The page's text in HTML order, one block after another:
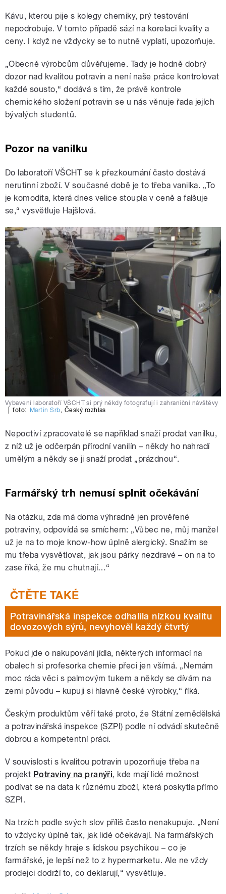
Kávu, kterou pije s kolegy chemiky, prý testování
nepodrobuje. V tomto případě sází na korelaci kvality a
ceny. I když ne vždycky se to nutně vyplatí, upozorňuje.
„Obecně výrobcům důvěřujeme. Tady je hodně dobrý
dozor nad kvalitou potravin a není naše práce kontrolovat
každé sousto,“ dodává s tím, že právě kontrole
chemického složení potravin se u nás věnuje řada jejích
bývalých studentů.
Pozor na vanilku
Do laboratoří VŠCHT se k přezkoumání často dostává
nerutinní zboží. V současné době je to třeba vanilka. „To
je komodita, která dnes velice stoupla v ceně a falšuje
se,“ vysvětluje Hajšlová.
Vybavení laboratoří VŠCHT si prý někdy fotografují i zahraniční návštěvy
foto: Martin Srb Český rozhlas
Nepoctiví zpracovatelé se například snaží prodat vanilku,
z níž už je odčerpán přírodní vanilín – někdy ho nahradí
umělým a někdy se ji snaží prodat „prázdnou“.
Farmářský trh nemusí splnit očekávání
Na otázku, zda má doma výhradně jen prověřené
potraviny, odpovídá se smíchem: „Vůbec ne, můj manžel
už je na to moje know-how úplně alergický. Snažím se
mu třeba vysvětlovat, jak jsou párky nezdravé – on na to
zase říká, že mu chutnají…“
Potravinářská inspekce odhalila nízkou kvalitu
dovozových sýrů, nevyhověl každý čtvrtý
Pokud jde o nakupování jídla, některých informací na
obalech si profesorka chemie přeci jen všímá. „Nemám
moc ráda věci s palmovým tukem a někdy se dívám na
zemi původu – kupuji si hlavně české výrobky,“ říká.
Českým produktům věří také proto, že Státní zemědělská
a potravinářská inspekce (SZPI) podle ní odvádí skutečně
dobrou a kompetentní práci.
V souvislosti s kvalitou potravin upozorňuje třeba na
projekt Potraviny na pranýři, kde mají lidé možnost
podívat se na data k různému zboží, která poskytla přímo
SZPI.
Na trzích podle svých slov příliš často nenakupuje. „Není
to vždycky úplně tak, jak lidé očekávají. Na farmářských
trzích se někdy hraje s lidskou psychikou – co je
farmářské, je lepší než to z hypermarketu. Ale ne vždy
prodejci dodrží to, co deklarují,“ vysvětluje.